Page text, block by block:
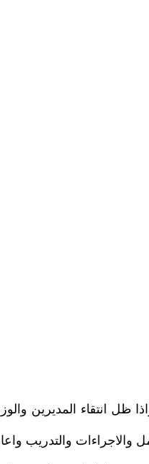
ظل انتقاء المديرين
والاجراءات